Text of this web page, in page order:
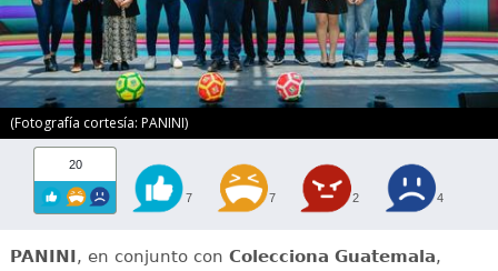
(Fotografía cortesía: PANINI)
20
7 7 2 4
PANINI, en conjunto con Colecciona Guatemala,